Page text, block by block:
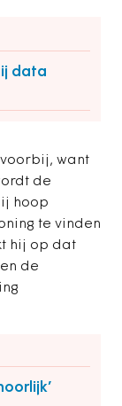
data
want
de
hoop
te vinden
hij op dat
de